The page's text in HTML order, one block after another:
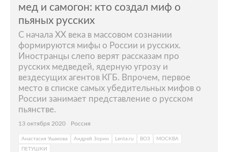
мед и самогон: кто создал миф о
пьяных русских
С начала XX века в массовом сознании
формируются мифы о России и русских.
Иностранцы слепо верят рассказам про
русских медведей, ядерную угрозу и
вездесущих агентов КГБ. Впрочем, первое
место в списке самых убедительных мифов о
России занимает представление о русском
пьянстве.
13 октября 2020 Россия
Анастасия Ушакова Андрей Зорин Lenta.ru ВОЗ
МОСКВА
ПЕТУШКИ